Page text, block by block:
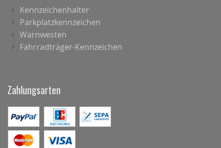
Kennzeichenhalter
Parkplatzkennzeichen
Warnwesten
Fahrradträger-Kennzeichen
Zahlungsarten